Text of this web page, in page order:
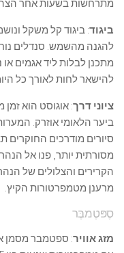
מתרחשות בשעות אחר
ביגוד: ביגוד קל משקל
להגנה מהשמש. סנדלים
מתכנן לבלות ליד אגמים
להישאר לחות לאורך כל
ציוני דרך: אוגוסט הוא
ביער הלאומי אוזרק.
סיורים מודרכים החוקרים
מסורתית יותר, פנו אל
הקרירים והצלולים של
מרענן מטמפרטורות הקיץ.
סֶפּטֶמבֶּר
מזג אוויר: ספטמבר מסמן